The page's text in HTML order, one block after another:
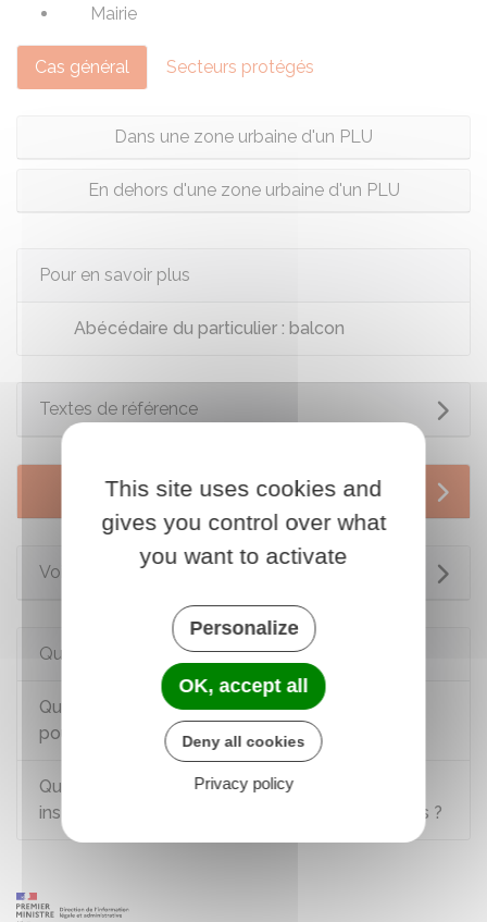
Mairie
Cas général Secteurs protégés
Dans une zone urbaine d'un PLU
En dehors d'une zone urbaine d'un PLU
Pour en savoir plus
Abécédaire du particulier : balcon
Textes de référence
Services en ligne et formulaires
Voir aussi
Questions ? Réponses !
Quelle autorisation d'urbanisme faut-il déposer
pour faire une terrasse ?
Quelle autorisation d'urbanisme déposer pour
installer une pergola, un carport ou un abri à bois ?
This site uses cookies and
gives you control over what
you want to activate
Personalize
OK, accept all
Deny all cookies
Privacy policy